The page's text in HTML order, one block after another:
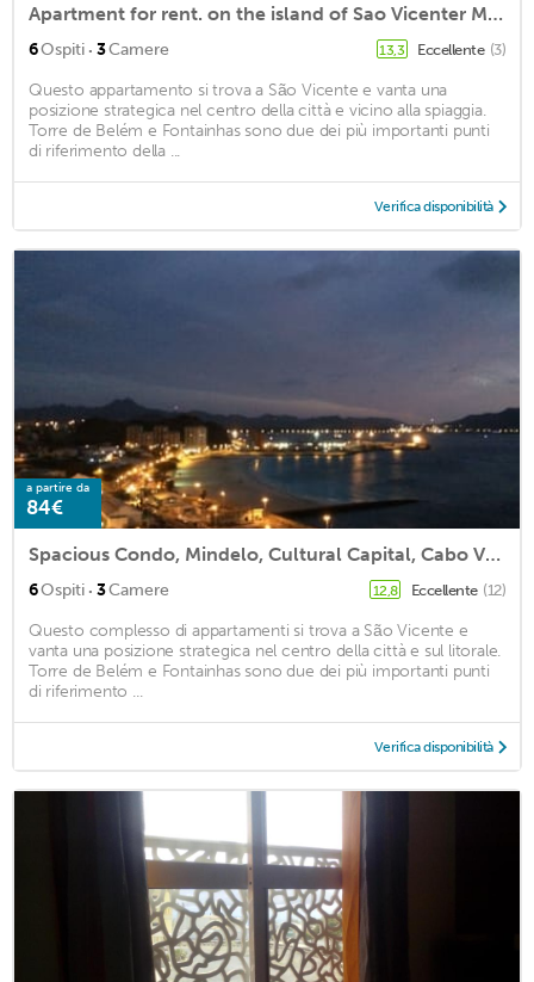
Apartment for rent. on the island of Sao Vicenter Mindelo near the beach
6Ospiti · 3Camere 13,3 Eccellente (3)
Questo appartamento si trova a São Vicente e vanta una
posizione strategica nel centro della città e vicino alla spiaggia.
Torre de Belém e Fontainhas sono due dei più importanti punti
di riferimento della ...
Verifica disponibilità
a partire da
84€
Spacious Condo, Mindelo, Cultural Capital, Cabo Verde
6Ospiti · 3Camere 12,8 Eccellente (12)
Questo complesso di appartamenti si trova a São Vicente e
vanta una posizione strategica nel centro della città e sul litorale.
Torre de Belém e Fontainhas sono due dei più importanti punti
di riferimento ...
Verifica disponibilità